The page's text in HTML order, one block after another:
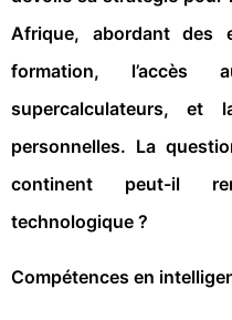
Afrique, abordant des
formation,
supercalculateurs, et
personnelles. La
continent peut-il
technologique ?
Compétences en